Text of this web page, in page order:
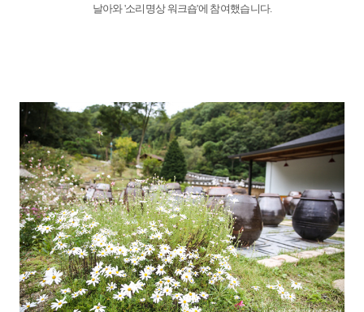
날아와 '소리명상 워크숍'에 참여했습니다.